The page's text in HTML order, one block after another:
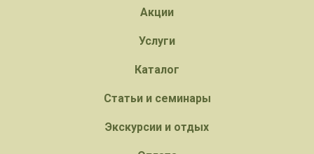
Акции
Услуги
Каталог
Статьи и семинары
Экскурсии и отдых